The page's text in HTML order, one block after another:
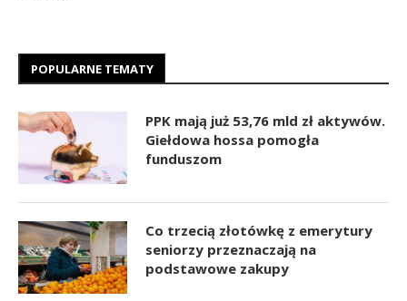
POPULARNE TEMATY
PPK mają już 53,76 mld zł aktywów.
Giełdowa hossa pomogła
funduszom
Co trzecią złotówkę z emerytury
seniorzy przeznaczają na
podstawowe zakupy